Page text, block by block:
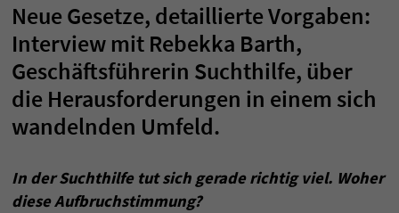
Neue Gesetze, detaillierte Vorgaben:
Interview mit Rebekka Barth,
Geschäftsführerin Suchthilfe, über
die Herausforderungen in einem sich
wandelnden Umfeld.
In der Suchthilfe tut sich gerade richtig viel. Woher
diese Aufbruchstimmung?